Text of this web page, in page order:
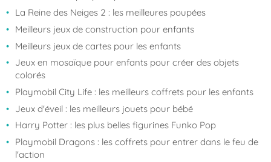
La Reine des Neiges 2 : les meilleures poupées
Meilleurs jeux de construction pour enfants
Meilleurs jeux de cartes pour les enfants
Jeux en mosaïque pour enfants pour créer des objets
colorés
Playmobil City Life : les meilleurs coffrets pour les enfants
Jeux d'éveil : les meilleurs jouets pour bébé
Harry Potter : les plus belles figurines Funko Pop
Playmobil Dragons : les coffrets pour entrer dans le feu de
l'action